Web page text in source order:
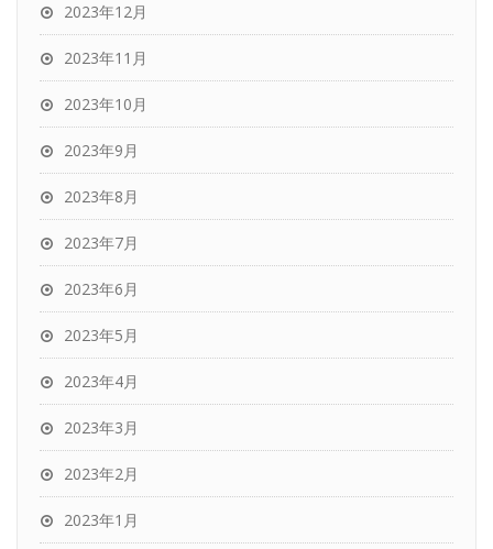
2023年12月
2023年11月
2023年10月
2023年9月
2023年8月
2023年7月
2023年6月
2023年5月
2023年4月
2023年3月
2023年2月
2023年1月